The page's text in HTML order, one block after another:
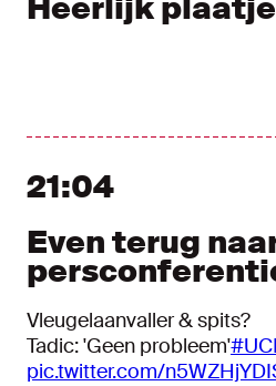
Heerlijk plaatje
21:04
Even terug
Vleugelaanvaller & spits?
Tadic: 'Geen probleem'
pic.twitter.com/